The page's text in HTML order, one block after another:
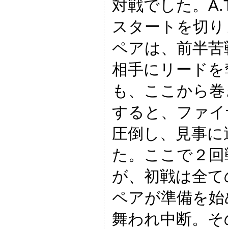
対戦でした。
スタートを切
ペアは、前半
相手にリード
も、ここから
すると、ファ
圧倒し、見事
た。ここで２
が、初戦は全
ペアが準備を
舞われ中断。